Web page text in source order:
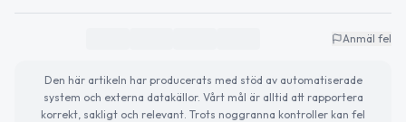
Anmäl fel
Den här artikeln har producerats med stöd av automatiserade
system och externa datakällor. Vårt mål är alltid att rapportera
korrekt, sakligt och relevant. Trots noggranna kontroller kan fel